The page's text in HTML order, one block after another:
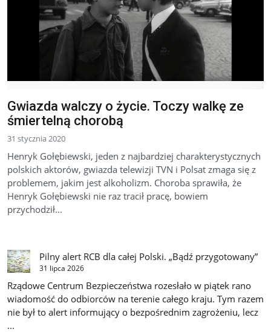
Gwiazda walczy o życie. Toczy walkę ze
śmiertelną chorobą
31 stycznia 2020
Henryk Gołębiewski, jeden z najbardziej charakterystycznych
polskich aktorów, gwiazda telewizji TVN i Polsat zmaga się z
problemem, jakim jest alkoholizm. Choroba sprawiła, że
Henryk Gołębiewski nie raz tracił pracę, bowiem
przychodził...
Pilny alert RCB dla całej Polski. „Bądź przygotowany”
31 lipca 2026
Rządowe Centrum Bezpieczeństwa rozesłało w piątek rano
wiadomość do odbiorców na terenie całego kraju. Tym razem
nie był to alert informujący o bezpośrednim zagrożeniu, lecz
...